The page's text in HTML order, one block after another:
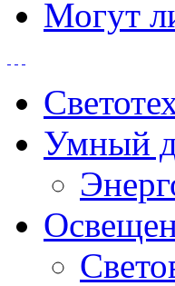
Могут
Умный